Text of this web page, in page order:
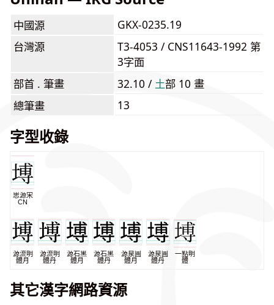
中國源
GKX-0235.19
台灣源
T3-4053 / CNS11643-1992 第
3字面
部首 . 筆畫
32.10 / ⼟部 10 畫
總筆畫
13
字型收錄
思源宋
CN
源流明
體月
源流明
體丹
源石黑
體月
源石黑
體丹
源泉圓
體月
源泉圓
體丹
一點明
體
其它漢字網路資源